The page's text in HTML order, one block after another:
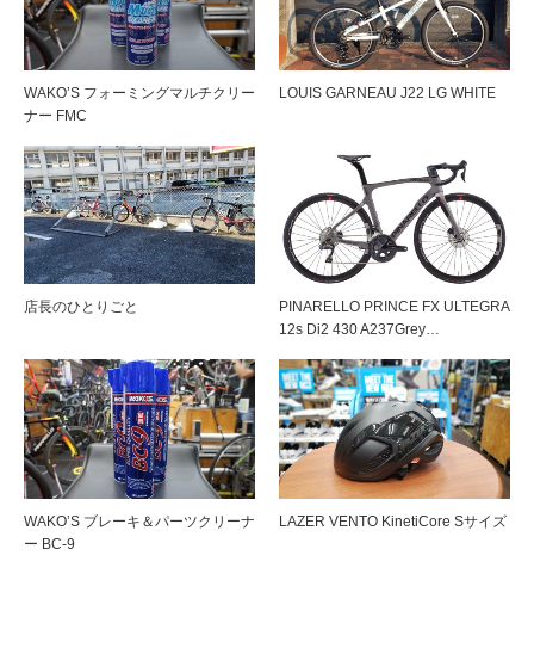
WAKO’S フォーミングマルチクリー
ナー FMC
LOUIS GARNEAU J22 LG WHITE
店長のひとりごと
PINARELLO PRINCE FX ULTEGRA
12s Di2 430 A237Grey…
WAKO’S ブレーキ＆パーツクリーナ
ー BC-9
LAZER VENTO KinetiCore Sサイズ